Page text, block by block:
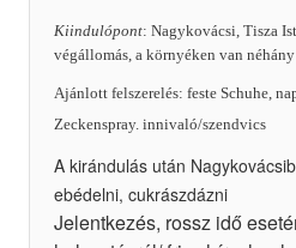
Kiindulópont: Nagykovácsi, Tisza
végállomás, a környéken van
Ajánlott felszerelés: feste Schuhe,
Zeckenspray. innivaló/szendvics
A kirándulás után
ebédelni, cukrászdázni
Jelentkezés, rossz idő